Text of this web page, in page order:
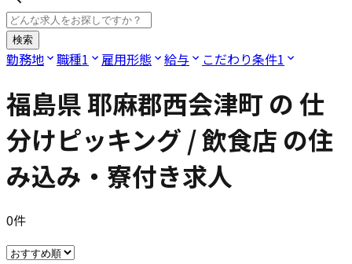
検索
勤務地 職種1 雇用形態 給与 こだわり条件1
福島県 耶麻郡西会津町 の仕
分けピッキング / 飲食店 の住
み込み・寮付き求人
0件